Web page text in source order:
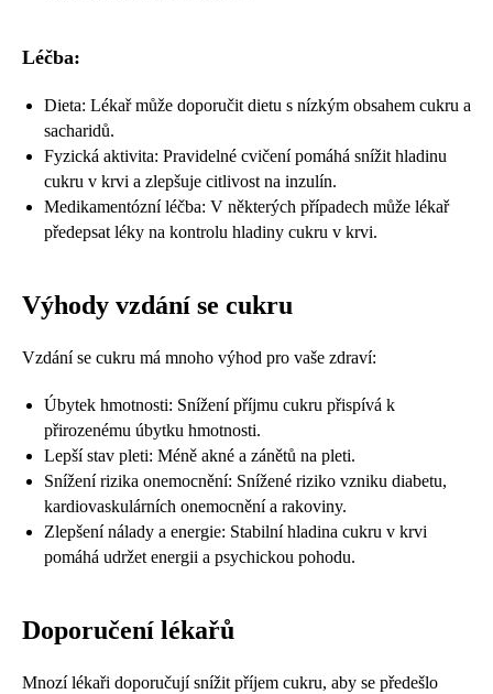
Léčba:
Dieta: Lékař může doporučit dietu s nízkým obsahem cukru a
sacharidů.
Fyzická aktivita: Pravidelné cvičení pomáhá snížit hladinu
cukru v krvi a zlepšuje citlivost na inzulín.
Medikamentózní léčba: V některých případech může lékař
předepsat léky na kontrolu hladiny cukru v krvi.
Výhody vzdání se cukru
Vzdání se cukru má mnoho výhod pro vaše zdraví:
Úbytek hmotnosti: Snížení příjmu cukru přispívá k
přirozenému úbytku hmotnosti.
Lepší stav pleti: Méně akné a zánětů na pleti.
Snížení rizika onemocnění: Snížené riziko vzniku diabetu,
kardiovaskulárních onemocnění a rakoviny.
Zlepšení nálady a energie: Stabilní hladina cukru v krvi
pomáhá udržet energii a psychickou pohodu.
Doporučení lékařů
Mnozí lékaři doporučují snížit příjem cukru, aby se předešlo